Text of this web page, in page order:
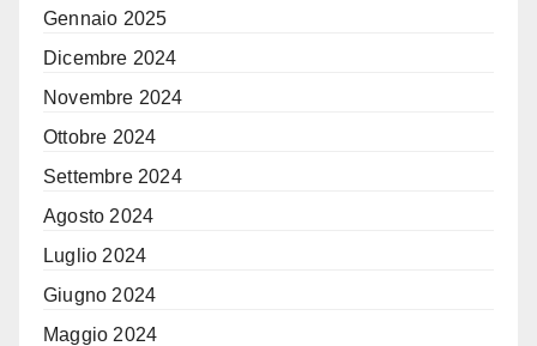
Gennaio 2025
Dicembre 2024
Novembre 2024
Ottobre 2024
Settembre 2024
Agosto 2024
Luglio 2024
Giugno 2024
Maggio 2024